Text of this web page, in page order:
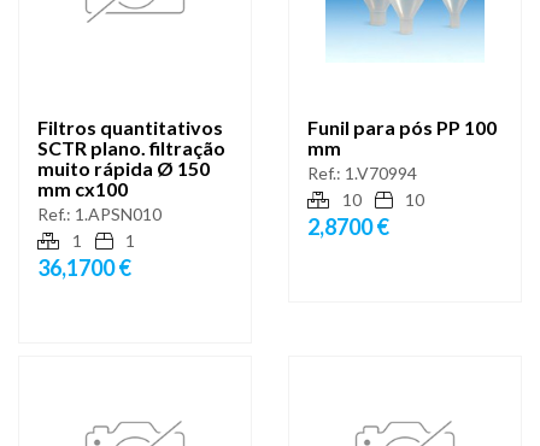
Filtros quantitativos
SCTR plano. filtração
muito rápida Ø 150
mm cx100
Ref.: 1.APSN010
1
1
36,1700 €
Funil para pós PP 100
mm
Ref.: 1.V70994
10
10
2,8700 €